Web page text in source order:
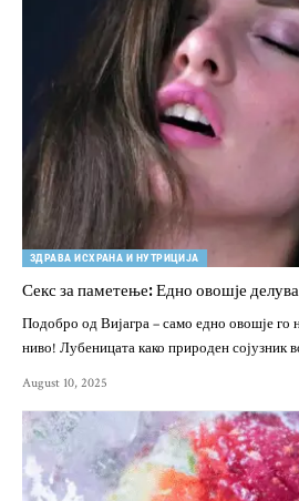
ЗДРАВА ИСХРАНА И НУТРИЦИЈА
Секс за паметење: Едно овошје
Подобро од Вијагра – само едно овошје го
ниво! Лубеницата како природен сојузник
August 10, 2025